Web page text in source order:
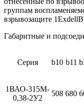
группам
взрывозащите
Габаритные и
Серия b10 b11
1ВАО-315M-
0,38-2У2
508 680